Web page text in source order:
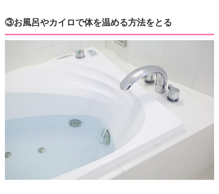
③お風呂やカイロで体を温める方法をとる